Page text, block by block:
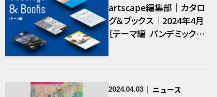
artscape編集部｜カタロ
グ＆ブックス｜2024年4月
［テーマ編 パンデミック以
2024.04.03 ニュース